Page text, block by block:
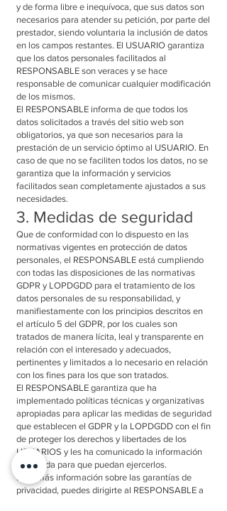
y de forma libre e inequívoca, que sus datos son
necesarios para atender su petición, por parte del
prestador, siendo voluntaria la inclusión de datos
en los campos restantes. El USUARIO garantiza
que los datos personales facilitados al
RESPONSABLE son veraces y se hace
responsable de comunicar cualquier modificación
de los mismos.
El RESPONSABLE informa de que todos los
datos solicitados a través del sitio web son
obligatorios, ya que son necesarios para la
prestación de un servicio óptimo al USUARIO. En
caso de que no se faciliten todos los datos, no se
garantiza que la información y servicios
facilitados sean completamente ajustados a sus
necesidades.
3. Medidas de seguridad
Que de conformidad con lo dispuesto en las
normativas vigentes en protección de datos
personales, el RESPONSABLE está cumpliendo
con todas las disposiciones de las normativas
GDPR y LOPDGDD para el tratamiento de los
datos personales de su responsabilidad, y
manifiestamente con los principios descritos en
el artículo 5 del GDPR, por los cuales son
tratados de manera lícita, leal y transparente en
relación con el interesado y adecuados,
pertinentes y limitados a lo necesario en relación
con los fines para los que son tratados.
El RESPONSABLE garantiza que ha
implementado políticas técnicas y organizativas
apropiadas para aplicar las medidas de seguridad
que establecen el GDPR y la LOPDGDD con el fin
de proteger los derechos y libertades de los
USUARIOS y les ha comunicado la información
adecuada para que puedan ejercerlos.
Para más información sobre las garantías de
privacidad, puedes dirigirte al RESPONSABLE a